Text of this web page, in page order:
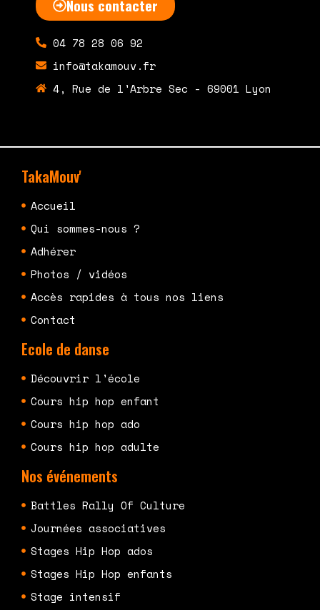
Nous contacter
04 78 28 06 92
info@takamouv.fr
4, Rue de l'Arbre Sec - 69001 Lyon
TakaMouv'
Accueil
Qui sommes-nous ?
Adhérer
Photos / vidéos
Accès rapides à tous nos liens
Contact
Ecole de danse
Découvrir l'école
Cours hip hop enfant
Cours hip hop ado
Cours hip hop adulte
Nos événements
Battles Rally Of Culture
Journées associatives
Stages Hip Hop ados
Stages Hip Hop enfants
Stage intensif